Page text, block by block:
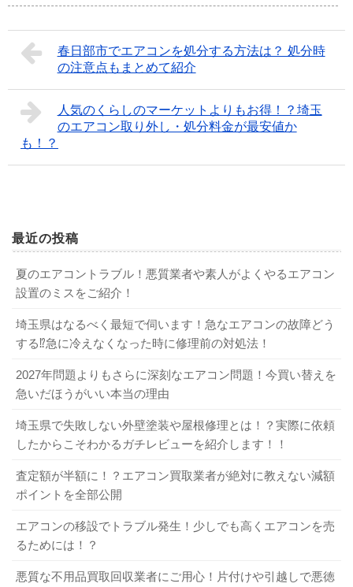
春日部市でエアコンを処分する方法は？ 処分時
の注意点もまとめて紹介
人気のくらしのマーケットよりもお得！？埼玉
のエアコン取り外し・処分料金が最安値か
も！？
最近の投稿
夏のエアコントラブル！悪質業者や素人がよくやるエアコン
設置のミスをご紹介！
埼玉県はなるべく最短で伺います！急なエアコンの故障どう
する⁉急に冷えなくなった時に修理前の対処法！
2027年問題よりもさらに深刻なエアコン問題！今買い替えを
急いだほうがいい本当の理由
埼玉県で失敗しない外壁塗装や屋根修理とは！？実際に依頼
したからこそわかるガチレビューを紹介します！！
査定額が半額に！？エアコン買取業者が絶対に教えない減額
ポイントを全部公開
エアコンの移設でトラブル発生！少しでも高くエアコンを売
るためには！？
悪質な不用品買取回収業者にご用心！片付けや引越しで悪徳